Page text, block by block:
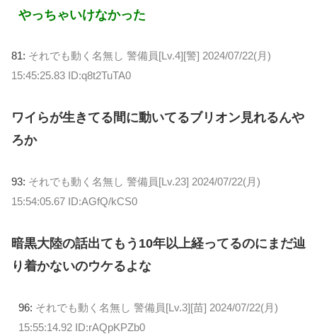
やっちゃいけなかった
81: それでも動く名無し 警備員[Lv.4][警] 2024/07/22(月)
15:45:25.83 ID:q8t2TuTA0
ワイらが生きてる間に動いてるブリオン見れるんや
ろか
93: それでも動く名無し 警備員[Lv.23] 2024/07/22(月)
15:54:05.67 ID:AGfQ/kCS0
暗黒大陸の話出てもう10年以上経ってるのにまだ辿
り着かないのウケるよな
96: それでも動く名無し 警備員[Lv.3][苗] 2024/07/22(月)
15:55:14.92 ID:rAQpKPZb0